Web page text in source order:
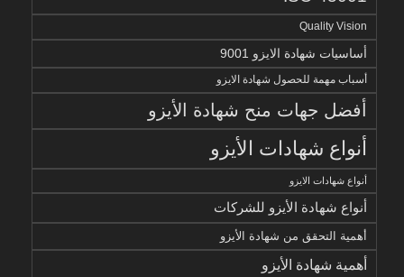
Quality Vision
أساسيات شهادة الايزو 9001
أسباب مهمة للحصول شهادة الايزو
أفضل جهات منح شهادة الأيزو
أنواع شهادات الأيزو
أنواع شهادات الايزو
أنواع شهادة الأيزو للشركات
أهمية التحقق من شهادة الأيزو
أهمية شهادة الأيزو